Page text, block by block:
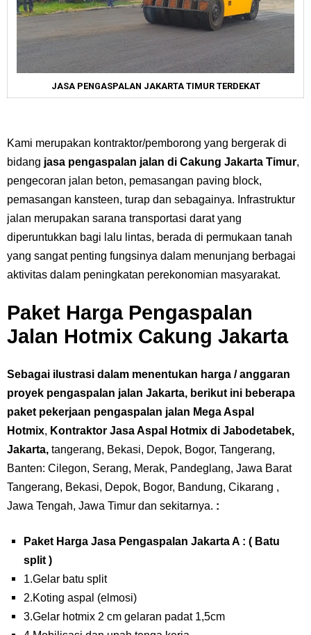
JASA PENGASPALAN JAKARTA TIMUR TERDEKAT
Kami merupakan kontraktor/pemborong yang bergerak di
bidang jasa pengaspalan jalan di Cakung Jakarta Timur,
pengecoran jalan beton, pemasangan paving block,
pemasangan kansteen, turap dan sebagainya. Infrastruktur
jalan merupakan sarana transportasi darat yang
diperuntukkan bagi lalu lintas, berada di permukaan tanah
yang sangat penting fungsinya dalam menunjang berbagai
aktivitas dalam peningkatan perekonomian masyarakat.
Paket Harga Pengaspalan
Jalan Hotmix Cakung Jakarta
Sebagai ilustrasi dalam menentukan harga / anggaran
proyek pengaspalan jalan Jakarta, berikut ini beberapa
paket pekerjaan pengaspalan jalan Mega Aspal
Hotmix, Kontraktor Jasa Aspal Hotmix di Jabodetabek,
Jakarta, tangerang, Bekasi, Depok, Bogor, Tangerang,
Banten: Cilegon, Serang, Merak, Pandeglang, Jawa Barat
Tangerang, Bekasi, Depok, Bogor, Bandung, Cikarang ,
Jawa Tengah, Jawa Timur dan sekitarnya. :
Paket Harga Jasa Pengaspalan Jakarta A : ( Batu
split )
1.Gelar batu split
2.Koting aspal (elmosi)
3.Gelar hotmix 2 cm gelaran padat 1,5cm